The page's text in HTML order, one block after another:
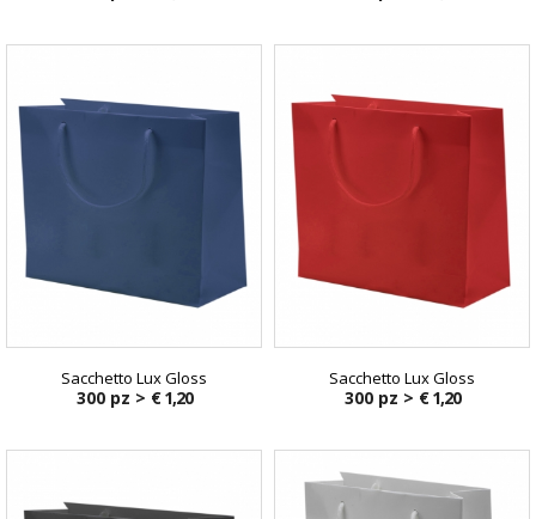
Sacchetto Lux Gloss
300 pz > € 1,20
Sacchetto Lux Gloss
300 pz > € 1,20